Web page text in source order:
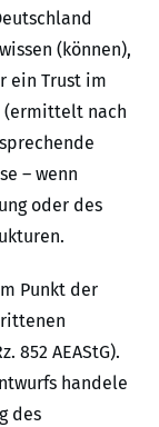
(können),
ein Trust im
(ermittelt nach
– wenn
oder des
Punkt der
852 AEAStG).
handele
des